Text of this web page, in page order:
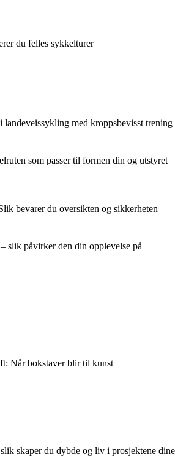
du felles sykkelturer
landeveissykling med kroppsbevisst trening
som passer til formen din og utstyret
bevarer du oversikten og sikkerheten
slik påvirker den din opplevelse på
Når bokstaver blir til kunst
skaper du dybde og liv i prosjektene dine